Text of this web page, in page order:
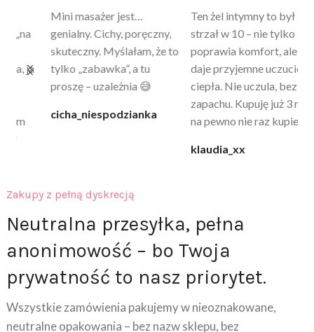
Mini masażer jest…
genialny. Cichy, poręczny,
skuteczny. Myślałam, że to
tylko „zabawka”, a tu
proszę – uzależnia 😅
cicha_niespodzianka
Ten żel intymny to był
strzał w 10 – nie tylko
poprawia komfort, ale też
daje przyjemne uczucie
ciepła. Nie uczula, bez
zapachu. Kupuję już 3 raz i
na pewno nie raz kupie
klaudia_xx
Zakupy z pełną dyskrecją
Neutralna przesyłka, pełna
anonimowość – bo Twoja
prywatność to nasz priorytet.
Wszystkie zamówienia pakujemy w nieoznakowane,
neutralne opakowania – bez nazw sklepu, bez